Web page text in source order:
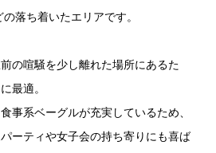
落ち着いたエリアです。
前の喧騒を少し離れた場所にあるた
最適。
食事系ベーグルが充実しているため、
ーティや女子会の持ち寄りにも喜ば